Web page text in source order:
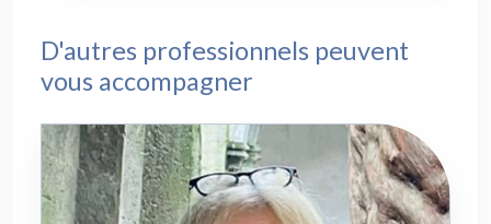
D'autres professionnels peuvent
vous accompagner